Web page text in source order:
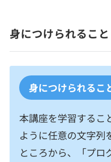
身につけられるこ
身につけられるこ
本講座を学習するこ
ように任意の文字列
ところから、「プロ